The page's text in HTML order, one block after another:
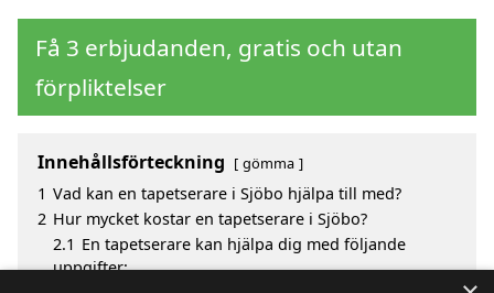
Få 3 erbjudanden, gratis och utan
förpliktelser
Innehållsförteckning gömma
1 Vad kan en tapetserare i Sjöbo hjälpa till med?
2 Hur mycket kostar en tapetserare i Sjöbo?
2.1 En tapetserare kan hjälpa dig med följande
uppgifter: